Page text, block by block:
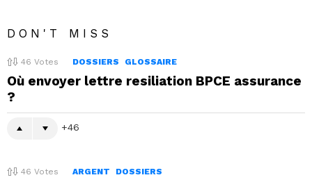
DON'T MISS
46 Votes DOSSIERS GLOSSAIRE
Où envoyer lettre resiliation BPCE assurance
?
46
46 Votes ARGENT DOSSIERS